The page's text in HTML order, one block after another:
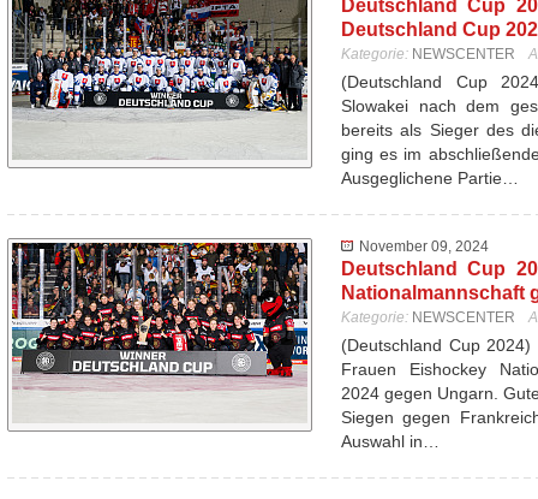
Deutschland Cup
Deutschland Cup
Kategorie: NEWSCENTER
(Deutschland Cup
Slowakei nach dem
bereits als Sieger des
ging es im
Ausgeglichene Partie…
November 09, 2024
Deutschland Cup
Nationalmannschaft
Kategorie: NEWSCENTER
(Deutschland Cup
Frauen Eishockey
2024 gegen Ungarn.
Siegen gegen
Auswahl in…